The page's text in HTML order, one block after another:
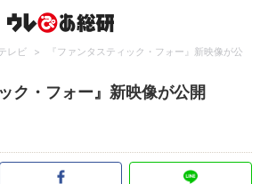
レビ >
『ファンタスティック・フォー』新映像が公
ク・フォー』新映像が公開